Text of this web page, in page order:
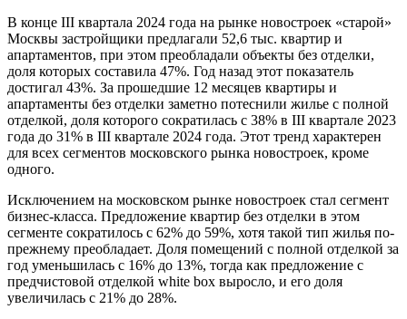
В конце III квартала 2024 года на рынке новостроек «старой»
Москвы застройщики предлагали 52,6 тыс. квартир и
апартаментов, при этом преобладали объекты без отделки,
доля которых составила 47%. Год назад этот показатель
достигал 43%. За прошедшие 12 месяцев квартиры и
апартаменты без отделки заметно потеснили жилье с полной
отделкой, доля которого сократилась с 38% в III квартале 2023
года до 31% в III квартале 2024 года. Этот тренд характерен
для всех сегментов московского рынка новостроек, кроме
одного.
Исключением на московском рынке новостроек стал сегмент
бизнес-класса. Предложение квартир без отделки в этом
сегменте сократилось с 62% до 59%, хотя такой тип жилья по-
прежнему преобладает. Доля помещений с полной отделкой за
год уменьшилась с 16% до 13%, тогда как предложение с
предчистовой отделкой white box выросло, и его доля
увеличилась с 21% до 28%.